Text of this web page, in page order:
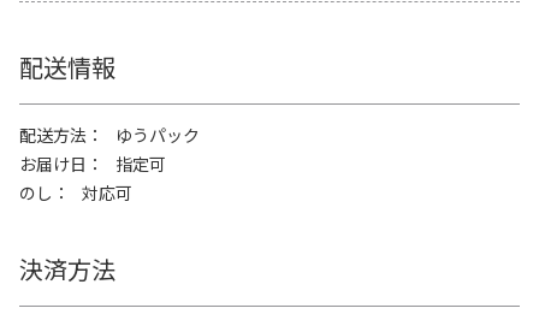
配送情報
配送方法
ゆうパック
お届け日
指定可
のし
対応可
決済方法